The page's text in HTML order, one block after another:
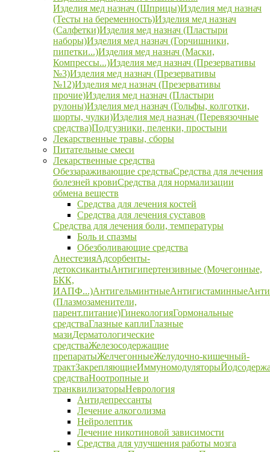
Изделия мед назнач (Шприцы)Изделия мед назнач
(Тесты на беременность)Изделия мед назнач
(Салфетки)Изделия мед назнач (Пластыри
наборы)Изделия мед назнач (Горчишники,
пипетки...)Изделия мед назнач (Маски,
Компрессы...)Изделия мед назнач (Презервативы
№3)Изделия мед назнач (Презервативы
№12)Изделия мед назнач (Презервативы
прочие)Изделия мед назнач (Пластыри
рулоны)Изделия мед назнач (Гольфы, колготки,
шорты, чулки)Изделия мед назнач (Перевязочные
средства)Подгузники, пеленки, простыни
Лекарственные травы, сборы
Питательные смеси
Лекарственные средства
Обеззараживающие средстваСредства для лечения
болезней кровиСредства для нормализации
обмена веществ
Средства для лечения костей
Средства для лечения суставов
Средства для лечения боли, температуры
Боль и спазмы
Обезболивающие средства
АнестезияАдсорбенты-
детоксикантыАнтигипертензивные (Мочегонные,
БКК,
ИАПФ...)АнтигельминтныеАнтигистаминные
(Плазмозаменители,
парент.питание)ГинекологияГормональные
средстваГлазные каплиГлазные
мазиДерматологические
средстваЖелезосодержащие
препаратыЖелчегонныеЖелудочно-кишечный-
трактЗакрепляющиеИммуномодуляторы
средстваНоотропные и
транквилизаторыНеврология
Антидепрессанты
Лечение алкоголизма
Нейролептик
Лечение никотиновой зависимости
Средства для улучшения работы мозга